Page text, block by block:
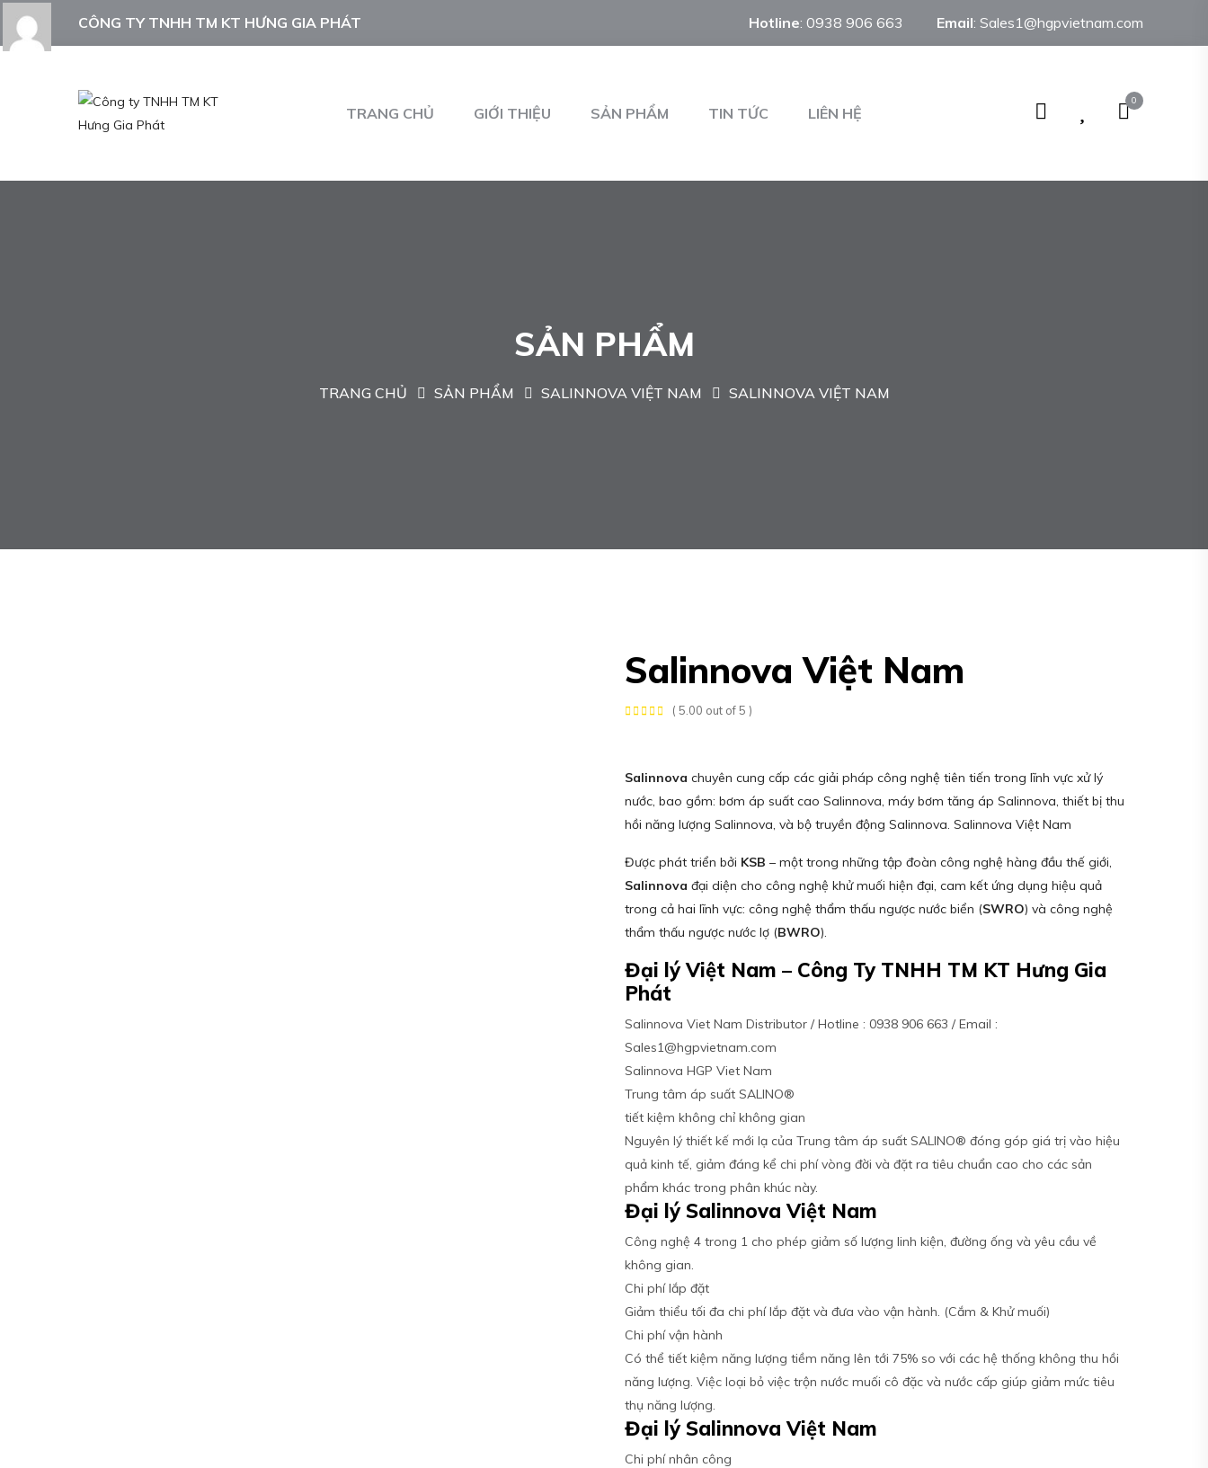
CÔNG TY TNHH TM KT HƯNG GIA PHÁT Hotline: 0938 906 663 Email: Sales1@hgpvietnam.com
TRANG CHỦ GIỚI THIỆU SẢN PHẨM TIN TỨC LIÊN HỆ
0
SẢN PHẨM
TRANG CHỦ SẢN PHẨM SALINNOVA VIỆT NAM SALINNOVA VIỆT NAM
Salinnova Việt Nam
( 5.00 out of 5 )
Salinnova chuyên cung cấp các giải pháp công nghệ tiên tiến trong lĩnh vực xử lý
nước, bao gồm: bơm áp suất cao Salinnova, máy bơm tăng áp Salinnova, thiết bị thu
hồi năng lượng Salinnova, và bộ truyền động Salinnova. Salinnova Việt Nam
Được phát triển bởi KSB – một trong những tập đoàn công nghệ hàng đầu thế giới,
Salinnova đại diện cho công nghệ khử muối hiện đại, cam kết ứng dụng hiệu quả
trong cả hai lĩnh vực: công nghệ thẩm thấu ngược nước biển (SWRO) và công nghệ
thẩm thấu ngược nước lợ (BWRO).
Đại lý Việt Nam – Công Ty TNHH TM KT Hưng Gia
Phát
Salinnova Viet Nam Distributor / Hotline : 0938 906 663 / Email :
Sales1@hgpvietnam.com
Salinnova HGP Viet Nam
Trung tâm áp suất SALINO®
tiết kiệm không chỉ không gian
Nguyên lý thiết kế mới lạ của Trung tâm áp suất SALINO® đóng góp giá trị vào hiệu
quả kinh tế, giảm đáng kể chi phí vòng đời và đặt ra tiêu chuẩn cao cho các sản
phẩm khác trong phân khúc này.
Đại lý Salinnova Việt Nam
Công nghệ 4 trong 1 cho phép giảm số lượng linh kiện, đường ống và yêu cầu về
không gian.
Chi phí lắp đặt
Giảm thiểu tối đa chi phí lắp đặt và đưa vào vận hành. (Cắm & Khử muối)
Chi phí vận hành
Có thể tiết kiệm năng lượng tiềm năng lên tới 75% so với các hệ thống không thu hồi
năng lượng. Việc loại bỏ việc trộn nước muối cô đặc và nước cấp giúp giảm mức tiêu
thụ năng lượng.
Đại lý Salinnova Việt Nam
Chi phí nhân công